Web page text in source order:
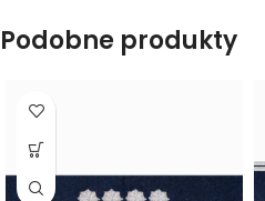
Podobne produkty